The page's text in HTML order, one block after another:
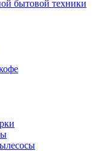
бытовой техники